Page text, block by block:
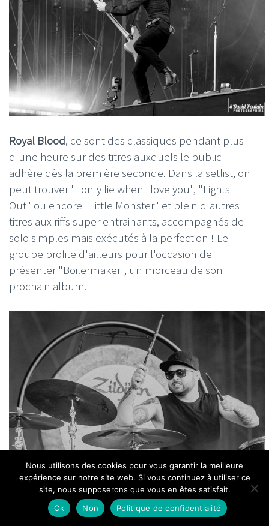
Royal Blood, ce sont des classiques pendant plus
d'une heure sur des titres auxquels le public
adhère dès la première seconde. Dans la setlist, on
peut trouver "I only lie when i love you", "Lights
Out" ou encore "Little Monster" et plein d'autres
titres aux riffs super entrainants, accompagnés de
solo simples mais exécutés à la perfection ! Le
groupe profite d'ailleurs pour l'occasion de
présenter "Boilermaker", un morceau de son
prochain album.
Mais surtout, le plus notable est certainement le
jeu de scène plein de spontanéité du duo. Le
Nous utilisons des cookies pour vous garantir la meilleure
expérience sur notre site web. Si vous continuez à utiliser ce
site, nous supposerons que vous en êtes satisfait.
Ok
Non Politique de confidentialité